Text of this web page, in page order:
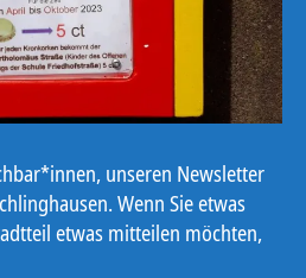
unseren Newsletter
Wenn Sie etwas
etwas mitteilen möchten,